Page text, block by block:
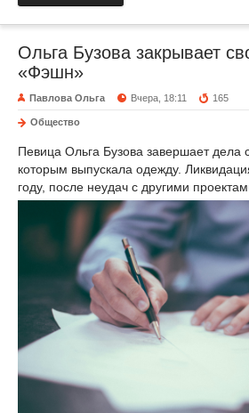
Ольга Бузова закрывает
«Фэшн»
Павлова Ольга Вчера, 18:11 165
Общество
Певица Ольга Бузова завершает
которым выпускала одежду.
году, после неудач с другими